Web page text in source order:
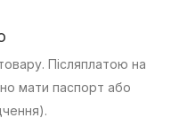
Післяплатою на
мати паспорт або